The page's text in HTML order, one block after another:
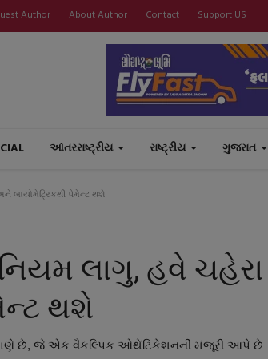
Author About Author Contact Support US
આંતરરાષ્ટ્રીય રાષ્ટ્રીય ગુજરાત
બાયોમેટ્રિકથી પેમેન્ટ થશે
નિયમ લાગુ, હવે
થશે
છે, જે એક વૈકલ્પિક ઓથેંટિકેશનની મંજૂરી આપે છે